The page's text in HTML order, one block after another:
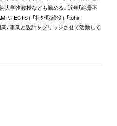
大学准教授なども勤める。近年「絶景不
」 「社外取締役」 「toha」
、事業と設計をブリッジさせて活動して